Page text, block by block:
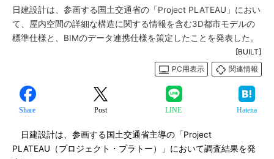
日建設計は、参画する国土交通省の「Project PLATEAU」におい
て、屋内空間の詳細な構造に関する情報を含む3D都市モデルの
標準仕様と、BIMのデータ連携仕様を策定したことを発表した。
[BUILT]
PC用表示
関連情報
Share Post LINE Hatena
日建設計は、参画する国土交通省主導の「Project
PLATEAU（プロジェクト・プラトー）」において調査結果を発